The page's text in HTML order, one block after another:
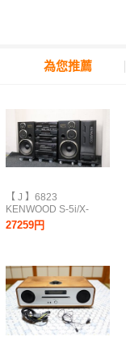
為您推薦
【 J 】6823
KENWOOD S-5i/X-
7i/DP-7i/T-7i/A-5i/GE-
7i/SW-9 システムコン
27259円